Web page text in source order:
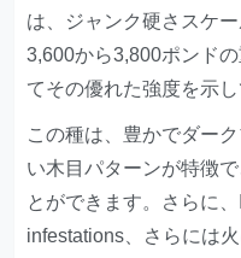
は、ジャンク硬さスケ
3,600から3,800ポンド
てその優れた強度を示し
この種は、豊かでダー
い木目パターンが特徴
とができます。さらに
infestations、さらには